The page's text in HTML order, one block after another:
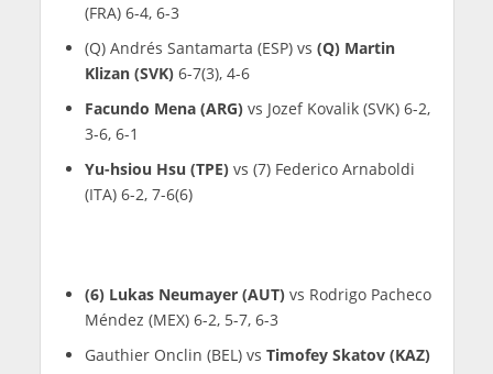
(FRA) 6-4, 6-3
(Q) Andrés Santamarta (ESP) vs (Q) Martin
Klizan (SVK)6-7(3), 4-6
Facundo Mena (ARG)vs Jozef Kovalik (SVK) 6-2,
3-6, 6-1
Yu-hsiou Hsu (TPE)vs (7) Federico Arnaboldi
(ITA) 6-2, 7-6(6)
(6) Lukas Neumayer (AUT)vs Rodrigo Pacheco
Méndez (MEX) 6-2, 5-7, 6-3
Gauthier Onclin (BEL) vs Timofey Skatov (KAZ)